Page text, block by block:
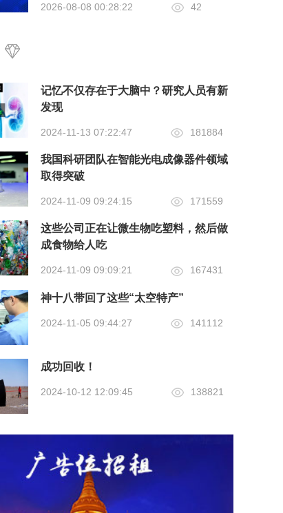
2026-08-08 00:28:22 42
记忆不仅存在于大脑中？研究人员有新
发现
2024-11-13 07:22:47 181884
我国科研团队在智能光电成像器件领域
取得突破
2024-11-09 09:24:15 171559
这些公司正在让微生物吃塑料，然后做
成食物给人吃
2024-11-09 09:09:21 167431
神十八带回了这些“太空特产”
2024-11-05 09:44:27 141112
成功回收！
2024-10-12 12:09:45 138821